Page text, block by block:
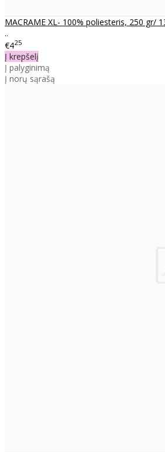
MACRAME XL- 100% poliesteris, 250 gr/
..
€425
Į krepšelį
Į palyginimą
Į norų sąrašą